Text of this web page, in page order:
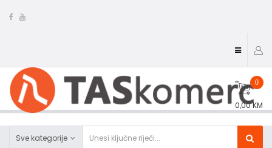
0
0,00 KM
Sve kategorije